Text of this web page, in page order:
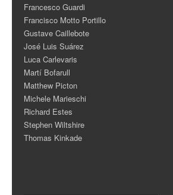
Francesco Guardi
Francisco Motto Portillo
Gustave Caillebote
José Luis Suárez
Luca Carlevaris
Martí Bofarull
Matthew Picton
Michele Marieschi
Richard Estes
Stephen Wiltshire
Thomas Kinkade